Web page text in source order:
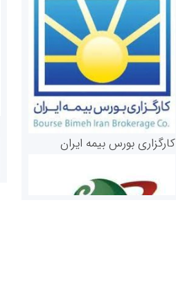
کارگزاری بورس بیمه ایران